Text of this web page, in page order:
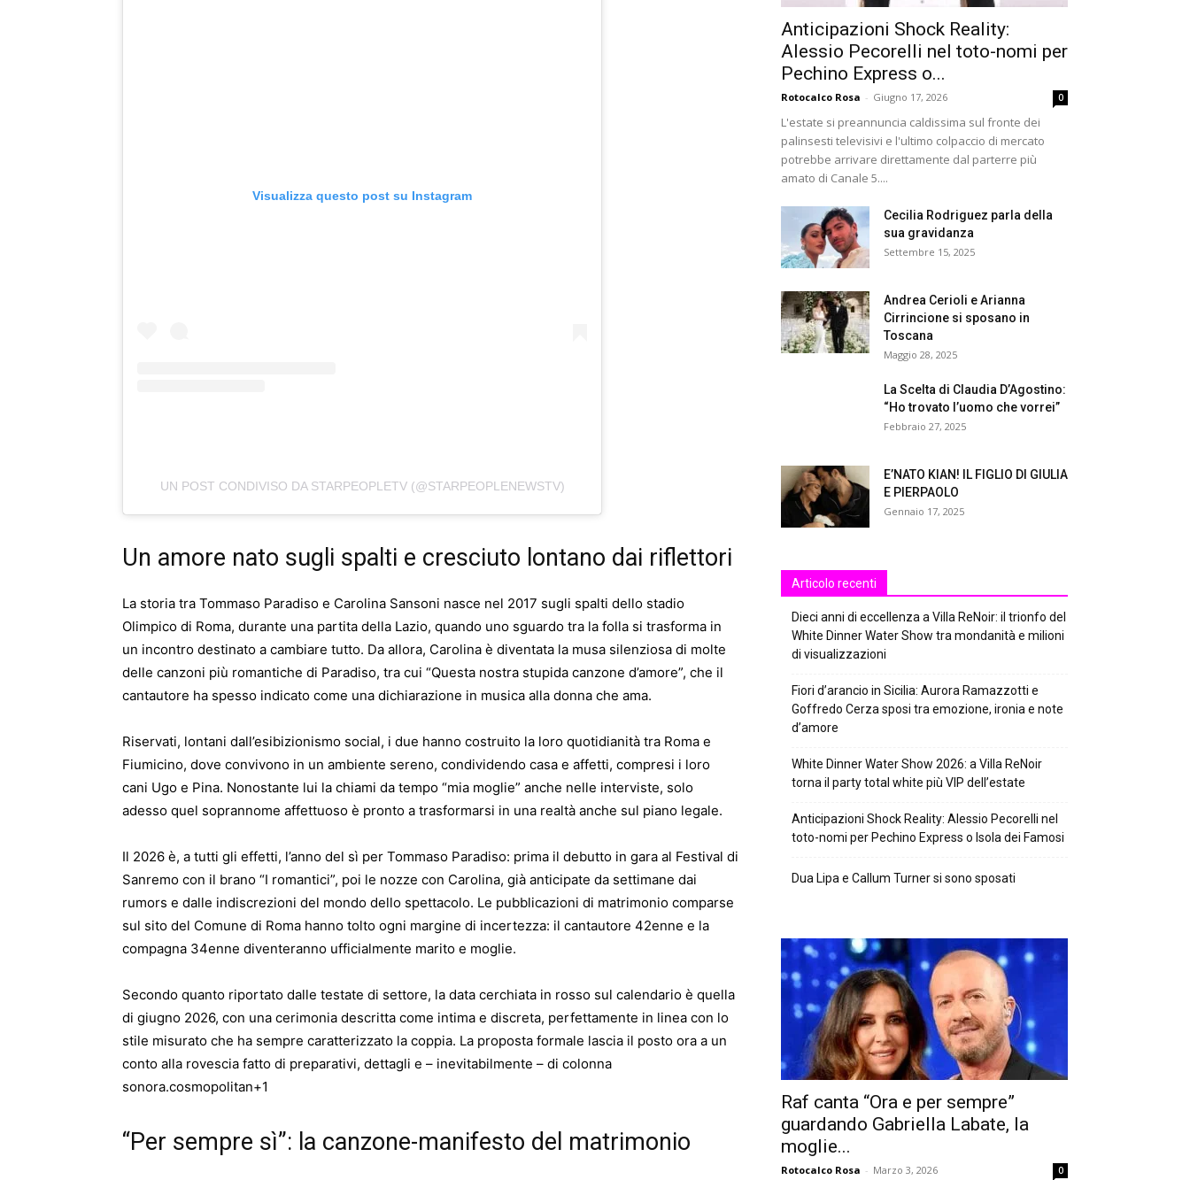
Visualizza questo post su Instagram
UN POST CONDIVISO DA STARPEOPLETV (@STARPEOPLENEWSTV)
Un amore nato sugli spalti e cresciuto lontano dai riflettori
La storia tra Tommaso Paradiso e Carolina Sansoni nasce nel 2017 sugli spalti dello stadio
Olimpico di Roma, durante una partita della Lazio, quando uno sguardo tra la folla si trasforma in
un incontro destinato a cambiare tutto. Da allora, Carolina è diventata la musa silenziosa di molte
delle canzoni più romantiche di Paradiso, tra cui “Questa nostra stupida canzone d’amore”, che il
cantautore ha spesso indicato come una dichiarazione in musica alla donna che ama.
Riservati, lontani dall’esibizionismo social, i due hanno costruito la loro quotidianità tra Roma e
Fiumicino, dove convivono in un ambiente sereno, condividendo casa e affetti, compresi i loro
cani Ugo e Pina. Nonostante lui la chiami da tempo “mia moglie” anche nelle interviste, solo
adesso quel soprannome affettuoso è pronto a trasformarsi in una realtà anche sul piano legale.
Il 2026 è, a tutti gli effetti, l’anno del sì per Tommaso Paradiso: prima il debutto in gara al Festival di
Sanremo con il brano “I romantici”, poi le nozze con Carolina, già anticipate da settimane dai
rumors e dalle indiscrezioni del mondo dello spettacolo. Le pubblicazioni di matrimonio comparse
sul sito del Comune di Roma hanno tolto ogni margine di incertezza: il cantautore 42enne e la
compagna 34enne diventeranno ufficialmente marito e moglie.
Secondo quanto riportato dalle testate di settore, la data cerchiata in rosso sul calendario è quella
di giugno 2026, con una cerimonia descritta come intima e discreta, perfettamente in linea con lo
stile misurato che ha sempre caratterizzato la coppia. La proposta formale lascia il posto ora a un
conto alla rovescia fatto di preparativi, dettagli e – inevitabilmente – di colonna
sonora.cosmopolitan+1
“Per sempre sì”: la canzone-manifesto del matrimonio
Anticipazioni Shock Reality:
Alessio Pecorelli nel toto-nomi per
Pechino Express o...
Rotocalco Rosa - Giugno 17, 2026 0
L'estate si preannuncia caldissima sul fronte dei
palinsesti televisivi e l'ultimo colpaccio di mercato
potrebbe arrivare direttamente dal parterre più
amato di Canale 5....
Cecilia Rodriguez parla della
sua gravidanza
Settembre 15, 2025
Andrea Cerioli e Arianna
Cirrincione si sposano in
Toscana
Maggio 28, 2025
La Scelta di Claudia D’Agostino:
“Ho trovato l’uomo che vorrei”
Febbraio 27, 2025
E’NATO KIAN! IL FIGLIO DI GIULIA
E PIERPAOLO
Gennaio 17, 2025
Articolo recenti
Dieci anni di eccellenza a Villa ReNoir: il trionfo del
White Dinner Water Show tra mondanità e milioni
di visualizzazioni
Fiori d’arancio in Sicilia: Aurora Ramazzotti e
Goffredo Cerza sposi tra emozione, ironia e note
d’amore
White Dinner Water Show 2026: a Villa ReNoir
torna il party total white più VIP dell’estate
Anticipazioni Shock Reality: Alessio Pecorelli nel
toto-nomi per Pechino Express o Isola dei Famosi
Dua Lipa e Callum Turner si sono sposati
Raf canta “Ora e per sempre”
guardando Gabriella Labate, la
moglie...
Rotocalco Rosa - Marzo 3, 2026 0